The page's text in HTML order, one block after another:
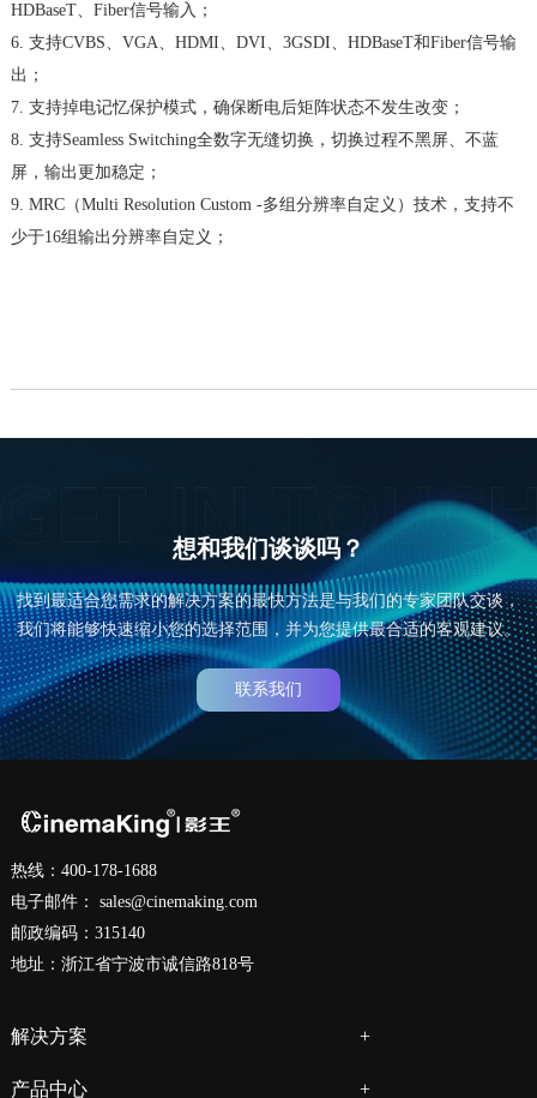
HDBaseT、Fiber信号输入；
6. 支持CVBS、VGA、HDMI、DVI、3GSDI、HDBaseT和Fiber信号输
出；
7. 支持掉电记忆保护模式，确保断电后矩阵状态不发生改变；
8. 支持Seamless Switching全数字无缝切换，切换过程不黑屏、不蓝
屏，输出更加稳定；
9. MRC（Multi Resolution Custom -多组分辨率自定义）技术，支持不
少于16组输出分辨率自定义；
想和我们谈谈吗？
找到最适合您需求的解决方案的最快方法是与我们的专家团队交谈，
我们将能够快速缩小您的选择范围，并为您提供最合适的客观建议。
联系我们
热线：400-178-1688
电子邮件： sales@cinemaking.com
邮政编码：315140
地址：浙江省宁波市诚信路818号
解决方案
产品中心